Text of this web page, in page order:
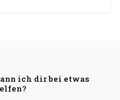
ich dir bei etwas